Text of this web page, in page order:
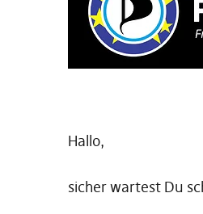
Hallo,
sicher wartest Du